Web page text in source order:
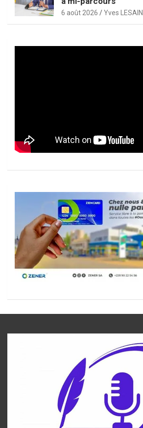
6 août 2026 Yves